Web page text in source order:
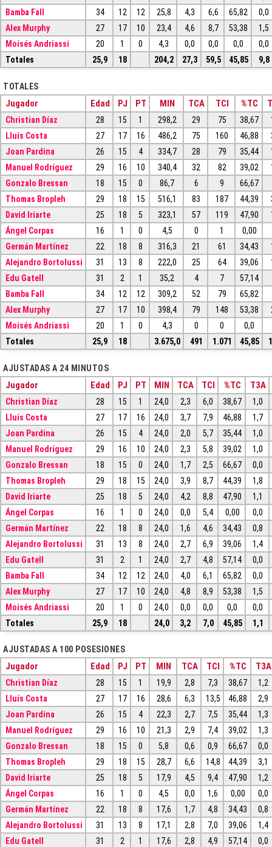
Bamba Fall
34 12 12 25,8 4,3 6,6 65,82
0,0
Alex Murphy
27 17 10 23,4 4,6 8,7 53,38
1,5
Moisés Andriassi
20 1 0 4,3 0,0 0,0 0,0
0,0
Totales
25,9 18 204,2 27,3 59,5 45,85 9,8
TOTALES
Jugador Edad PJ PT MIN TCA TCI %TC
Christian Díaz 28 15 1 298,2 29 75 38,67
Lluís Costa
27 17 16 486,2 75 160 46,88
Joan Pardina
26 15 4 334,7 28 79 35,44
Manuel Rodríguez
29 16 10 340,4 32 82 39,02
Gonzalo Bressan
18 15 0 86,7 6 9
66,67
Thomas Bropleh
29 18 15 516,1 83 187 44,39
David Iriarte
25 18 5 323,1 57 119 47,90
Ángel Corpas
16 1 0 4,5 0 1
0,00
Germán Martínez
22 18 8 316,3 21 61 34,43
Alejandro Bortolussi
31 13 8 222,0 25 64 39,06
Edu Gatell
31 2 1 35,2 4 7
57,14
Bamba Fall
34 12 12 309,2 52 79
65,82
Alex Murphy
27 17 10 398,4 79 148 53,38
Moisés Andriassi
20 1 0 4,3 0 0
0,0
Totales
25,9 18 3.675,0 491 1.071 45,85
AJUSTADAS A 24 MINUTOS
Jugador Edad PJ PT MIN TCA TCI %TC T3A
Christian Díaz 28 15 1 24,0 2,3 6,0 38,67
1,0
Lluís Costa
27 17 16 24,0 3,7 7,9 46,88
1,7
Joan Pardina
26 15 4 24,0 2,0 5,7 35,44
1,0
Manuel Rodríguez
29 16 10 24,0 2,3 5,8 39,02
1,0
Gonzalo Bressan
18 15 0 24,0 1,7 2,5 66,67
0,0
Thomas Bropleh
29 18 15 24,0 3,9 8,7 44,39
1,8
David Iriarte
25 18 5 24,0 4,2 8,8 47,90
1,1
Ángel Corpas
16 1 0 24,0 0,0 5,4 0,00
0,0
Germán Martínez
22 18 8 24,0 1,6 4,6 34,43
0,8
Alejandro Bortolussi
31 13 8 24,0 2,7 6,9 39,06
1,4
Edu Gatell
31 2 1 24,0 2,7 4,8 57,14
0,0
Bamba Fall
34 12 12 24,0 4,0 6,1 65,82
0,0
Alex Murphy
27 17 10 24,0 4,8 8,9 53,38
1,5
Moisés Andriassi
20 1 0 24,0 0,0 0,0 0,0
0,0
Totales
25,9 18 24,0 3,2 7,0 45,85 1,1
AJUSTADAS A 100 POSESIONES
Jugador Edad PJ PT MIN TCA TCI %TC T3A
Christian Díaz 28 15 1 19,9 2,8 7,3 38,67
1,2
Lluís Costa
27 17 16 28,6 6,3 13,5 46,88
2,9
Joan Pardina
26 15 4 22,3 2,7 7,5 35,44
1,3
Manuel Rodríguez
29 16 10 21,3 2,9 7,4 39,02
1,3
Gonzalo Bressan
18 15 0 5,8 0,6 0,9 66,67
0,0
Thomas Bropleh
29 18 15 28,7 6,6 14,8 44,39
3,1
David Iriarte
25 18 5 17,9 4,5 9,4 47,90
1,2
Ángel Corpas
16 1 0 4,5 0,0 1,6 0,00
0,0
Germán Martínez
22 18 8 17,6 1,7 4,8 34,43
0,8
Alejandro Bortolussi
31 13 8 17,1 2,8 7,0 39,06
1,4
Edu Gatell
31 2 1 17,6 2,8 4,9 57,14
0,0